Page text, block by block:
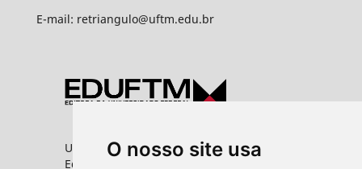
O nosso site usa
E-mail: retriangulo@uftm.edu.br
Universidade Federal do Triângulo Mineiro
Editora UFTM